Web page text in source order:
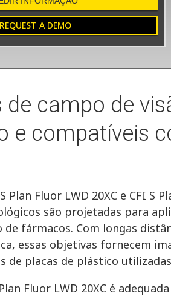
REQUEST A DEMO
de campo de
e compatíveis
Plan Fluor LWD 20XC e CFI S
são projetadas para
de fármacos. Com longas
essas objetivas fornecem
de placas de plástico
Fluor LWD 20XC é